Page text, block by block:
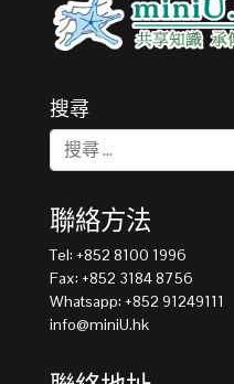
搜尋
搜索
聯絡方法
Tel: +852 8100 1996
Fax: +852 3184 8756
Whatsapp: +852 91249111
info@miniU.hk